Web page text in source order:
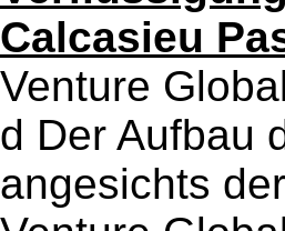
Calcasieu
Venture
d Der Aufbau
angesichts